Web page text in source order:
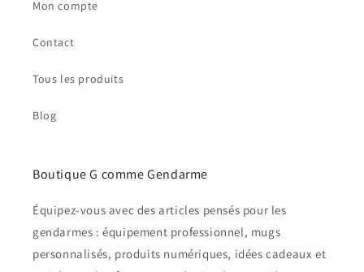
Mon compte
Contact
Tous les produits
Blog
Boutique G comme Gendarme
Équipez-vous avec des articles pensés pour les
gendarmes : équipement professionnel, mugs
personnalisés, produits numériques, idées cadeaux et